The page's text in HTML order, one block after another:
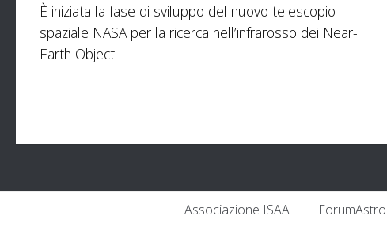
È iniziata la fase di sviluppo del nuovo telescopio
spaziale NASA per la ricerca nell’infrarosso dei Near-
Earth Object
Associazione ISAA